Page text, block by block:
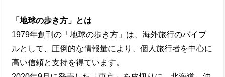
「地球の歩き方」とは
1979年創刊の「地球の歩き方」は、海外旅行のバイブ
ルとして、圧倒的な情報量により、個人旅行者を中心に
高い信頼と支持を得ています。